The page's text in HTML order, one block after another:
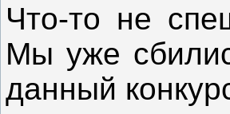
Что-то не
Мы уже
данный